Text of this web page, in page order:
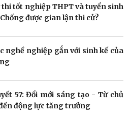
Công nghệ
Tin Công nghệ
Trải nghiệm
thi tốt nghiệp THPT và tuyển sinh
được gian lận thi cử?
nghề nghiệp gắn với sinh kế của
57: Đổi mới sáng tạo - Từ chủ
động lực tăng trưởng